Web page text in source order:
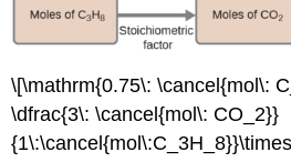
\[\mathrm{0.75\: \cancel{mol\:
\dfrac{3\: \cancel{mol\: CO_2}}